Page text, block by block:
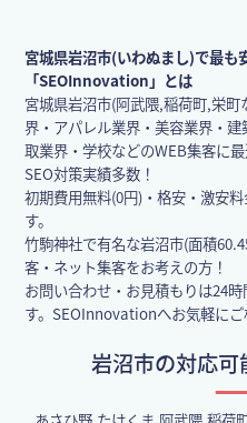
宮城県岩沼市(いわぬまし)で最も
「SEOInnovation」とは
宮城県岩沼市(阿武隈,稲荷町,栄
界・アパレル業界・美容業界・
取業界・学校などのWEB集客に
SEO対策実績多数！
初期費用無料(0円)・格安・激安
す。
竹駒神社で有名な岩沼市(面積
客・ネット集客をお考えの方！
お問い合わせ・お見積もりは24
す。SEOInnovationへお気軽にご
岩沼市の対応